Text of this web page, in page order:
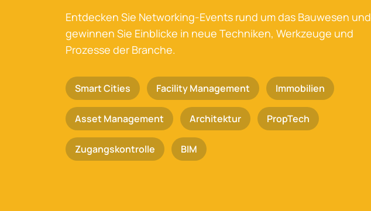
Entdecken Sie Networking-Events rund um das Bauwesen und
gewinnen Sie Einblicke in neue Techniken, Werkzeuge und
Prozesse der Branche.
Smart Cities Facility Management Immobilien
Asset Management Architektur PropTech
Zugangskontrolle BIM